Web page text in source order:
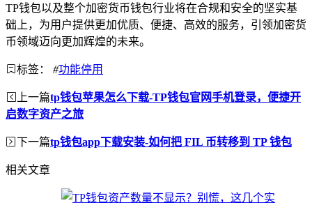
TP钱包以及整个加密货币钱包行业将在合规和安全的坚实基
础上，为用户提供更加优质、便捷、高效的服务，引领加密货
币领域迈向更加辉煌的未来。
标签： #功能停用
上一篇tp钱包苹果怎么下载-TP钱包官网手机登录，便捷开
启数字资产之旅
下一篇tp钱包app下载安装-如何把 FIL 币转移到 TP 钱包
相关文章